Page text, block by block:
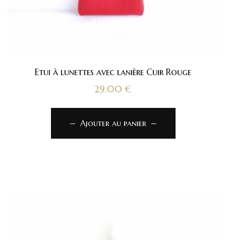
Etui à lunettes avec lanière Cuir Rouge
29,00 €
Ajouter au panier